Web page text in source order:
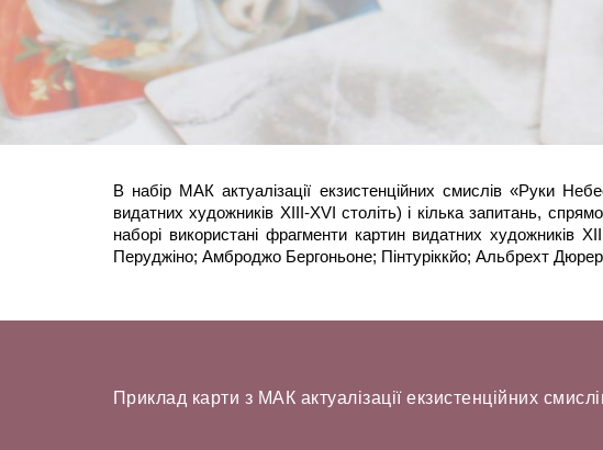
В набір МАК актуалізації екзистенційних смислів «Руки
видатних художників XIII-XVI століть) і кілька запитань,
наборі використані фрагменти картин видатних
Перуджіно; Амброджо Бергоньоне; Пінтуріккйо; Альбрехт
Приклад карти з МАК актуалізації екзистенційних